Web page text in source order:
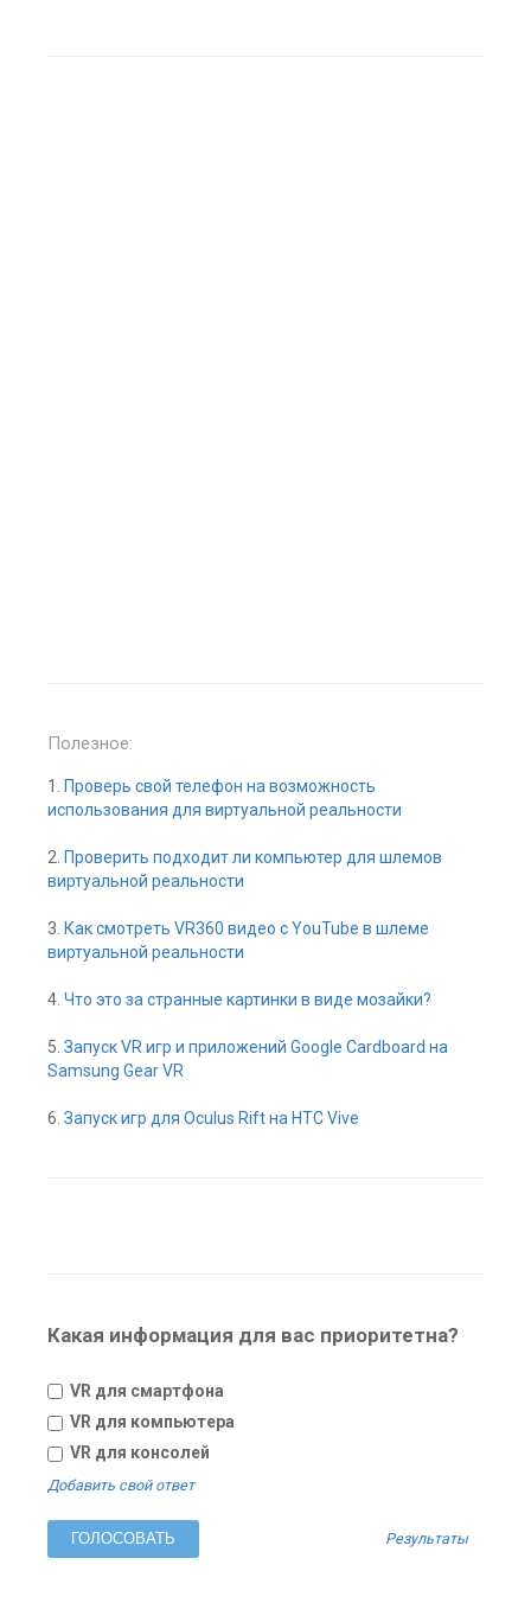
Полезное:
1. Проверь свой телефон на возможность
использования для виртуальной реальности
2. Проверить подходит ли компьютер для шлемов
виртуальной реальности
3. Как смотреть VR360 видео с YouTube в шлеме
виртуальной реальности
4. Что это за странные картинки в виде мозайки?
5. Запуск VR игр и приложений Google Cardboard на
Samsung Gear VR
6. Запуск игр для Oculus Rift на HTC Vive
Какая информация для вас приоритетна?
VR для смартфона
VR для компьютера
VR для консолей
Добавить свой ответ
Результаты